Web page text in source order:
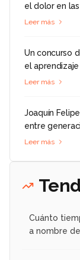
el dolor en
Leer más
Un concurso
el
Leer más
Joaquín
entre
Leer más
Cuánto
a nombre